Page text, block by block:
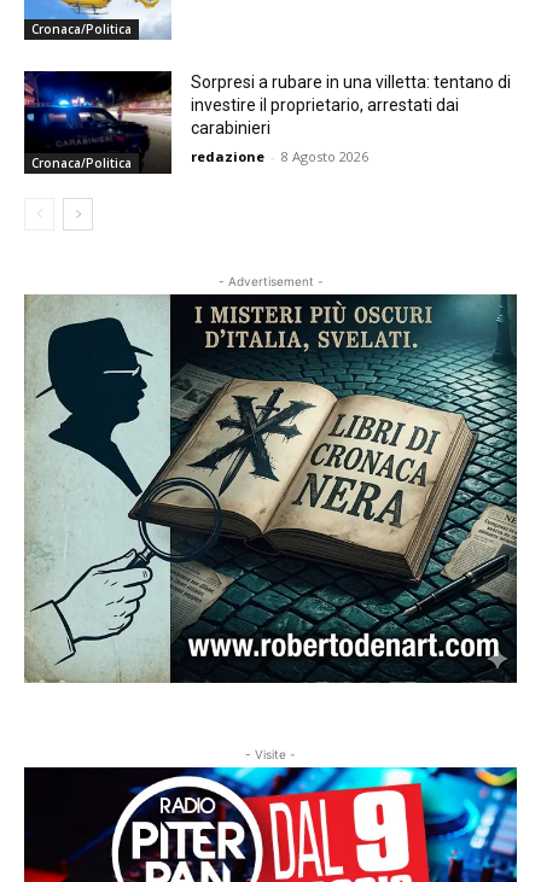
Cronaca/Politica
Cronaca/Politica
Sorpresi a rubare in una villetta: tentano di
investire il proprietario, arrestati dai
carabinieri
redazione - 8 Agosto 2026
- Advertisement -
- Visite -